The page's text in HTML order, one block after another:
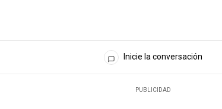
Inicie la conversación
PUBLICIDAD